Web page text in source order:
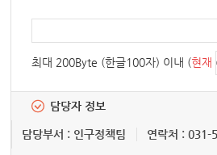
최대 200Byte (한글100자) 이내 (현재
담당자 정보
담당부서 : 인구정책팀 연락처 : 031-